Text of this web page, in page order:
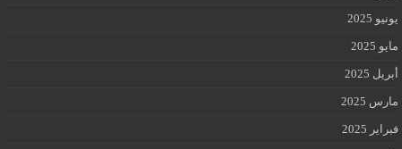
يونيو 2025
مايو 2025
أبريل 2025
مارس 2025
فبراير 2025